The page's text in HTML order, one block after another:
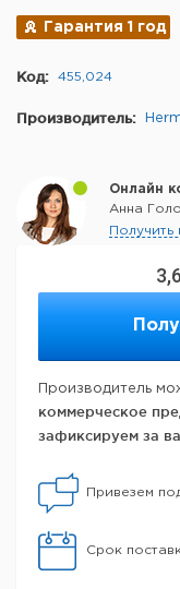
Производитель
коммерческое
зафиксируем за
Привезем
Срок
Гарантия 1 год
Код: 455,024
Производитель:
Онлайн
Анна
Получить